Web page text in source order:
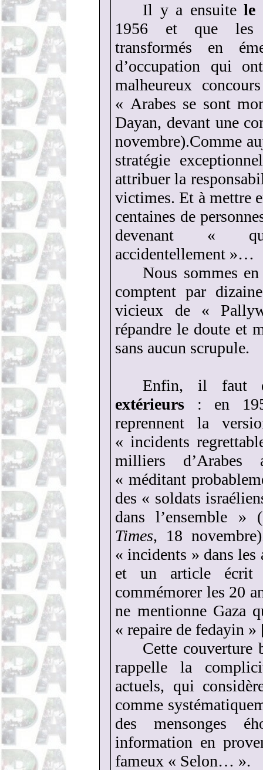
Il y a ensuitele
1956 et que les
transformés en
d’occupation qui
malheureux
« Arabes se sont
Dayan, devant une
novembre).Comme
stratégie
attribuer la
victimes. Et à mettre
centaines de
devenant «
accidentellement »…
Nous sommes
comptent par
vicieux de «
répandre le doute et
sans aucun scrupule.
Enfin, il faut
extérieurs : en
reprennent la
« incidents
milliers d’Arabes
« méditant
des « soldats
dans l’ensemble »
Times, 18
« incidents » dans
et un article écrit
commémorer les 20
ne mentionne Gaza
« repaire de fedayin
Cette couverture
rappelle la
actuels, qui
comme
des mensonges
information en
fameux « Selon… ».